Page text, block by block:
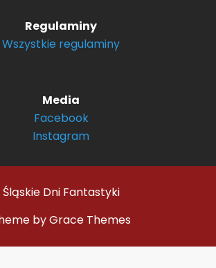
Regulaminy
Wszystkie regulaminy
Media
Facebook
Instagram
Śląskie Dni Fantastyki
by Grace Themes